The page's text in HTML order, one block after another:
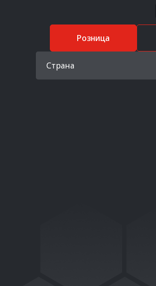
Розница
Страна